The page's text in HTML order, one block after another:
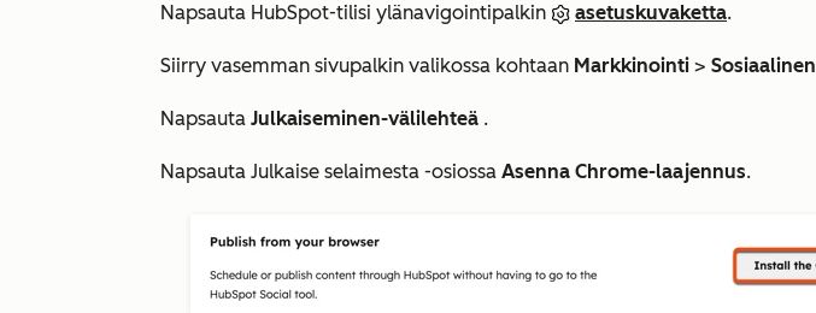
Napsauta HubSpot-tilisi ylänavigointipalkin asetuskuvaketta.
Siirry vasemman sivupalkin valikossa kohtaan Markkinointi > Sosiaalinen
Napsauta Julkaiseminen-välilehteä .
Napsauta Julkaise selaimesta -osiossa Asenna Chrome-laajennus.